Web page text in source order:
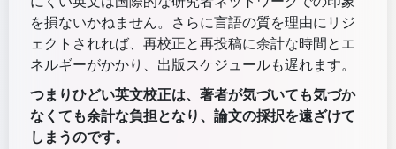
を損ないかねません。さらに言語の質を理由にリジ
ェクトされれば、再校正と再投稿に余計な時間とエ
ネルギーがかかり、出版スケジュールも遅れます。
つまりひどい英文校正は、著者が気づいても気づか
なくても余計な負担となり、論文の採択を遠ざけて
しまうのです。